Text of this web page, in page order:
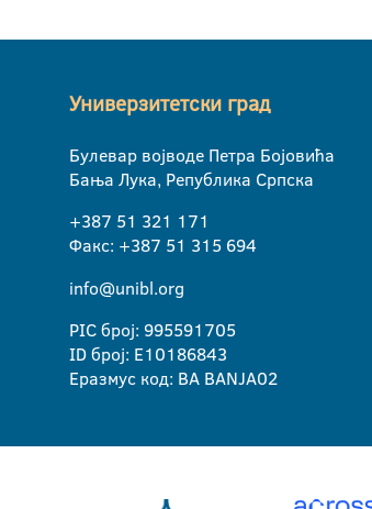
Универзитетски град
Булевар војводе Петра Бојовића
Бања Лука, Република Српска
+387 51 321 171
Факс: +387 51 315 694
info@unibl.org
PIC број: 995591705
ID број: E10186843
Еразмус код: BA BANJA02